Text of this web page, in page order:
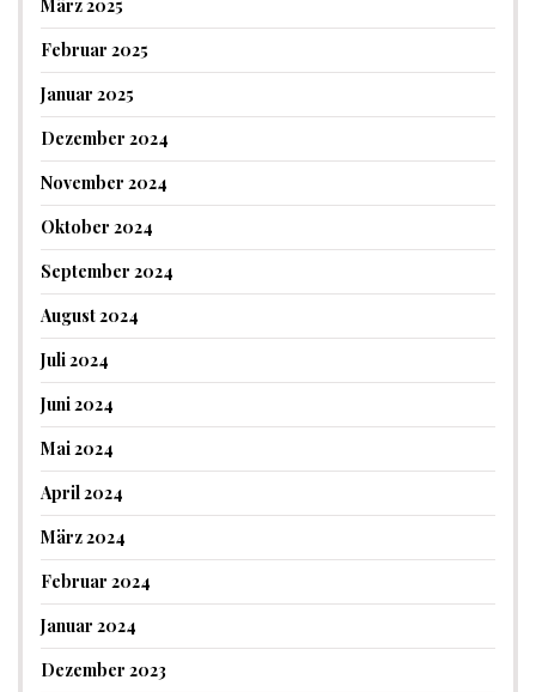
März 2025
Februar 2025
Januar 2025
Dezember 2024
November 2024
Oktober 2024
September 2024
August 2024
Juli 2024
Juni 2024
Mai 2024
April 2024
März 2024
Februar 2024
Januar 2024
Dezember 2023